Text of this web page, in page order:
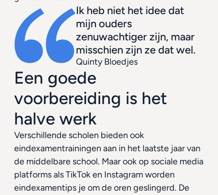
Ik heb niet het idee dat
mijn ouders
zenuwachtiger zijn, maar
misschien zijn ze dat wel.
Quinty Bloedjes
Een goede
voorbereiding is het
halve werk
Verschillende scholen bieden ook
eindexamentrainingen aan in het laatste jaar van
de middelbare school. Maar ook op sociale media
platforms als TikTok en Instagram worden
eindexamentips je om de oren geslingerd. De